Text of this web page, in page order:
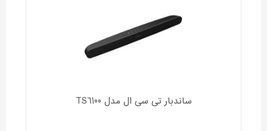
ساندبار تی سی ال مدل TS6100